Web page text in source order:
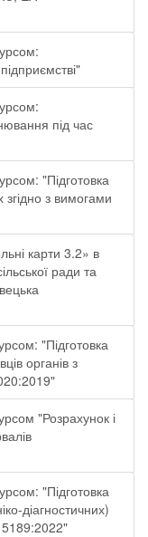
під час
"Підготовка
згідно з вимогами
карти 3.2» в
ради та
"Підготовка
органів з
"Розрахунок і
"Підготовка
діагностичних)